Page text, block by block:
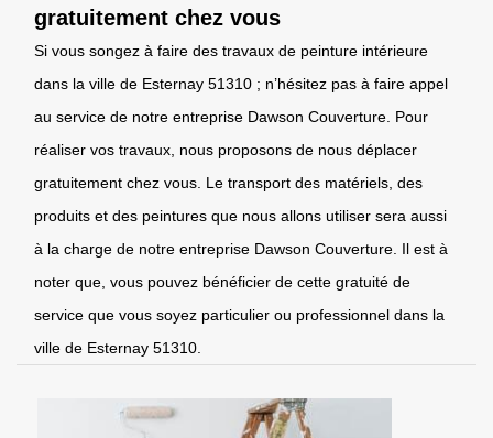
gratuitement chez vous
Si vous songez à faire des travaux de peinture intérieure
dans la ville de Esternay 51310 ; n’hésitez pas à faire appel
au service de notre entreprise Dawson Couverture. Pour
réaliser vos travaux, nous proposons de nous déplacer
gratuitement chez vous. Le transport des matériels, des
produits et des peintures que nous allons utiliser sera aussi
à la charge de notre entreprise Dawson Couverture. Il est à
noter que, vous pouvez bénéficier de cette gratuité de
service que vous soyez particulier ou professionnel dans la
ville de Esternay 51310.